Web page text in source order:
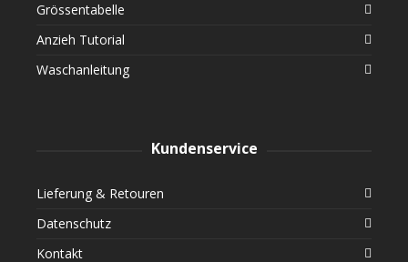
Grössentabelle
Anzieh Tutorial
Waschanleitung
Kundenservice
Lieferung & Retouren
Datenschutz
Kontakt